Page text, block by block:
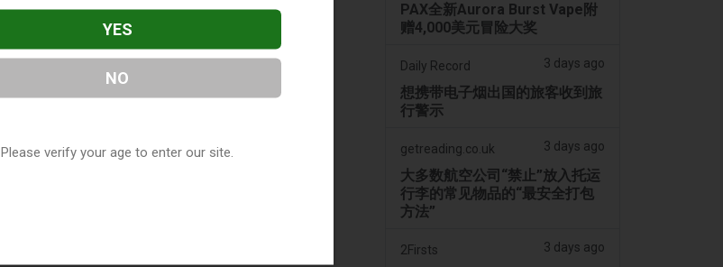
PAX全新Aurora Burst Vape附
赠4,000美元冒险大奖
Daily Record 3 days ago
想携带电子烟出国的旅客收到旅
行警示
getreading.co.uk 3 days ago
大多数航空公司“禁止”放入托运
行李的常见物品的“最安全打包
方法”
2Firsts 3 days ago
YES
NO
Please verify your age to enter our site.